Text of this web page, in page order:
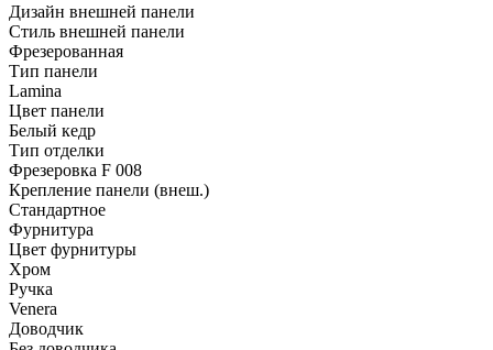
Дизайн внешней панели
Стиль внешней панели
Фрезерованная
Тип панели
Lamina
Цвет панели
Белый кедр
Тип отделки
Фрезеровка F 008
Крепление панели (внеш.)
Стандартное
Фурнитура
Цвет фурнитуры
Хром
Ручка
Venera
Доводчик